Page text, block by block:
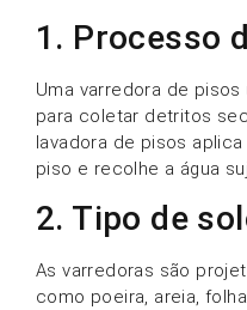
1. Processo
Uma varredora de
para coletar detritos
lavadora de pisos
piso e recolhe a água
2. Tipo de
As varredoras são
como poeira, areia,